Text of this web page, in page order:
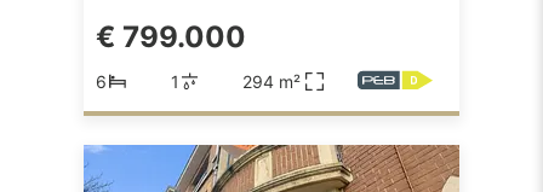
€ 799.000
6 1 294 m²